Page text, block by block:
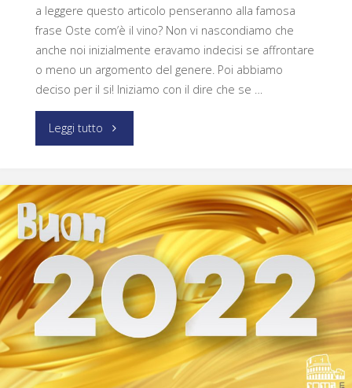
a leggere questo articolo penseranno alla famosa
frase Oste com’è il vino? Non vi nascondiamo che
anche noi inizialmente eravamo indecisi se affrontare
o meno un argomento del genere. Poi abbiamo
deciso per il si! Iniziamo con il dire che se …
Leggi tutto